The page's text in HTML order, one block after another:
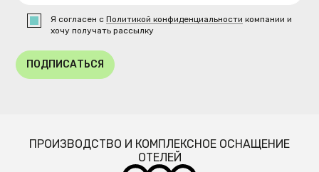
Я согласен сПолитикой конфиденциальности компании и
хочу получать рассылку
ПОДПИСАТЬСЯ
ПРОИЗВОДСТВО И КОМПЛЕКСНОЕ ОСНАЩЕНИЕ
ОТЕЛЕЙ